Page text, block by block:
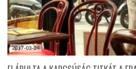
2017-03-24